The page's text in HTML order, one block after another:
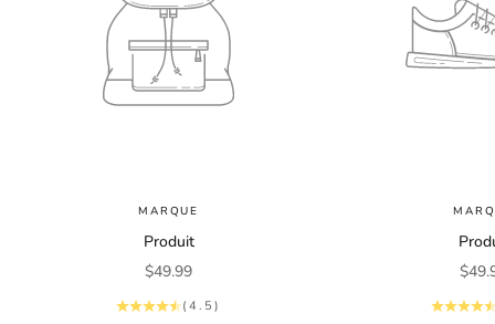
MARQUE
Produit
Prix de vente
$49.99
(4.5)
Prix